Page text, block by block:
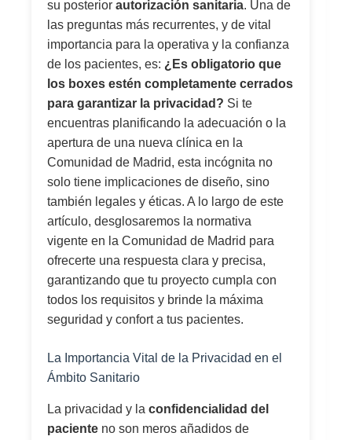
su posterior autorización sanitaria. Una de
las preguntas más recurrentes, y de vital
importancia para la operativa y la confianza
de los pacientes, es: ¿Es obligatorio que
los boxes estén completamente cerrados
para garantizar la privacidad? Si te
encuentras planificando la adecuación o la
apertura de una nueva clínica en la
Comunidad de Madrid, esta incógnita no
solo tiene implicaciones de diseño, sino
también legales y éticas. A lo largo de este
artículo, desglosaremos la normativa
vigente en la Comunidad de Madrid para
ofrecerte una respuesta clara y precisa,
garantizando que tu proyecto cumpla con
todos los requisitos y brinde la máxima
seguridad y confort a tus pacientes.
La Importancia Vital de la Privacidad en el
Ámbito Sanitario
La privacidad y la confidencialidad del
paciente no son meros añadidos de